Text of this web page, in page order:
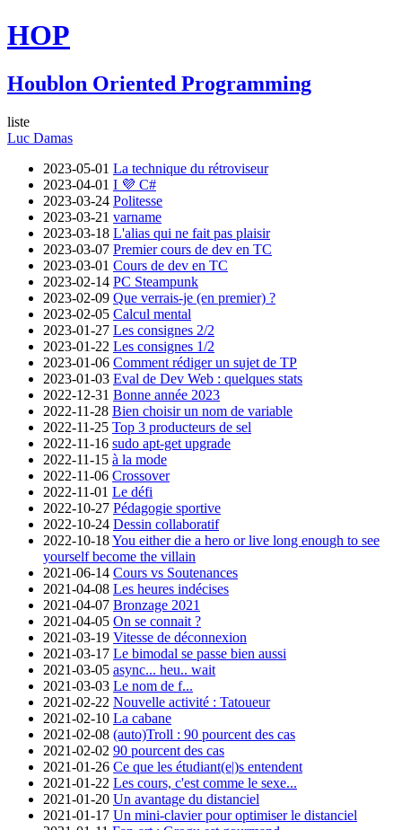
HOP
Houblon Oriented Programming
liste
Luc Damas
2023-05-01 La technique du rétroviseur
2023-04-01 I 💜 C#
2023-03-24 Politesse
2023-03-21 varname
2023-03-18 L'alias qui ne fait pas plaisir
2023-03-07 Premier cours de dev en TC
2023-03-01 Cours de dev en TC
2023-02-14 PC Steampunk
2023-02-09 Que verrais-je (en premier) ?
2023-02-05 Calcul mental
2023-01-27 Les consignes 2/2
2023-01-22 Les consignes 1/2
2023-01-06 Comment rédiger un sujet de TP
2023-01-03 Eval de Dev Web : quelques stats
2022-12-31 Bonne année 2023
2022-11-28 Bien choisir un nom de variable
2022-11-25 Top 3 producteurs de sel
2022-11-16 sudo apt-get upgrade
2022-11-15 à la mode
2022-11-06 Crossover
2022-11-01 Le défi
2022-10-27 Pédagogie sportive
2022-10-24 Dessin collaboratif
2022-10-18You either die a hero or live long enough to see
yourself become the villain
2021-06-14 Cours vs Soutenances
2021-04-08 Les heures indécises
2021-04-07 Bronzage 2021
2021-04-05 On se connait ?
2021-03-19 Vitesse de déconnexion
2021-03-17 Le bimodal se passe bien aussi
2021-03-05 async... heu.. wait
2021-03-03 Le nom de f...
2021-02-22 Nouvelle activité : Tatoueur
2021-02-10 La cabane
2021-02-08 (auto)Troll : 90 pourcent des cas
2021-02-02 90 pourcent des cas
2021-01-26 Ce que les étudiant(e|)s entendent
2021-01-22 Les cours, c'est comme le sexe...
2021-01-20 Un avantage du distanciel
2021-01-17 Un mini-clavier pour optimiser le distanciel